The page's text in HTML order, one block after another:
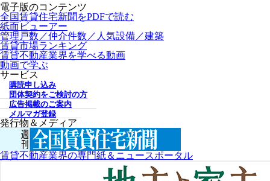
電子版のコンテンツ
全国賃貸住宅新聞をPDFで読む
紙面ビューアー
管理戸数／仲介件数／人気設備／建築
賃貸市場ランキング
賃貸不動産業界を学べる動画
動画で学ぶ
サービス
購読申し込み
団体契約をご検討の方
広告掲載のご案内
メルマガ登録
発行物＆メディア
賃貸不動産業界の専門紙＆ニュースポータル